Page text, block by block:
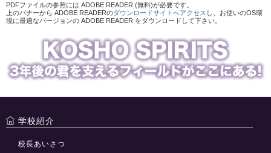
PDFファイルの参照には ADOBE READER (無料)が必要です。
上のバナーから ADOBE READERのダウンロードサイトへアクセス し、お使いのOS環
境に最適なバージョンの ADOBE READER をダウンロードして下さい。
学校紹介
校長あいさつ